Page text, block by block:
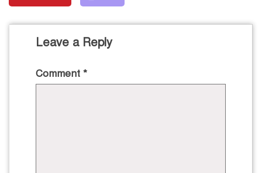
Leave a Reply
Comment *